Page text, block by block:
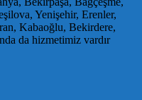
Yenişehir, Erenler,
Kabaoğlu, Bekirdere,
da hizmetimiz vardır